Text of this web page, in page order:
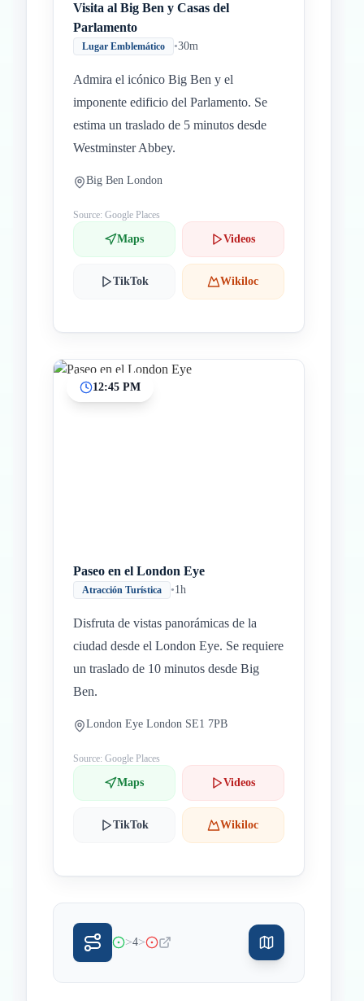
Visita al Big Ben y Casas del
Parlamento
Lugar Emblemático •30m
Admira el icónico Big Ben y el
imponente edificio del Parlamento. Se
estima un traslado de 5 minutos desde
Westminster Abbey.
Big Ben London
Source: Google Places
Maps Videos
TikTok Wikiloc
12:45 PM
Paseo en el London Eye
Atracción Turística •1h
Disfruta de vistas panorámicas de la
ciudad desde el London Eye. Se requiere
un traslado de 10 minutos desde Big
Ben.
London Eye London SE1 7PB
Source: Google Places
Maps Videos
TikTok Wikiloc
>4>